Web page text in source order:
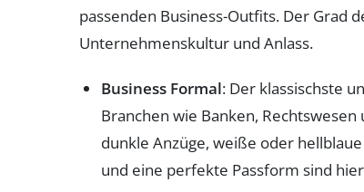
passenden Business-Outfits. Der Grad
Unternehmenskultur und Anlass.
Business Formal: Der klassischste
Branchen wie Banken,
dunkle Anzüge, weiße oder
und eine perfekte Passform sind